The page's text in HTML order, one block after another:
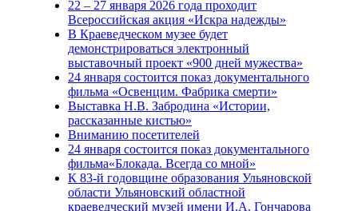
22 – 27 января 2026 года проходит
Всероссийская акция «Искра надежды»
В Краеведческом музее будет
демонстрироваться электронный
выставочный проект «900 дней мужества»
24 января состоится показ документального
фильма «Освенцим. Фабрика смерти»
Выставка Н.В. Забродина «Истории,
рассказанные кистью»
Вниманию посетителей
24 января состоится показ документального
фильма«Блокада. Всегда со мной»
К 83-й годовщине образования Ульяновской
области Ульяновский областной
краеведческий музей имени И.А. Гончарова